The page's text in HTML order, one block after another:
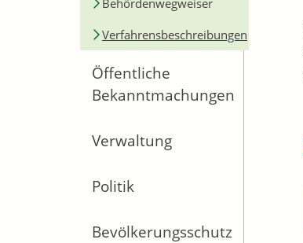
Behördenwegweiser
Verfahrensbeschreibungen
Öffentliche
Bekanntmachungen
Verwaltung
Politik
Bevölkerungsschutz